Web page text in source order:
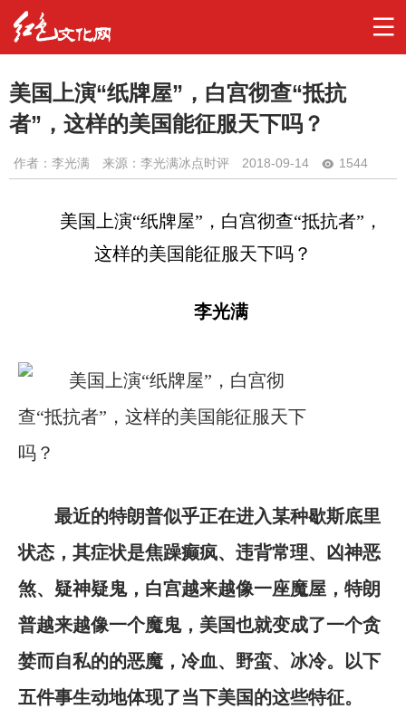
美国上演“纸牌屋”，白宫彻查“抵抗
者”，这样的美国能征服天下吗？
作者： 李光满 来源：李光满冰点时评 2018-09-14 1544
美国上演“纸牌屋” ， 白宫彻查“抵抗者” ，
这样的美国能征服天下吗 ？
李光满
最近的特朗普似乎正在进入某种歇斯底里
状态，其症状是焦躁癫疯、违背常理、凶神恶
煞、疑神疑鬼，白宫越来越像一座魔屋，特朗
普越来越像一个魔鬼，美国也就变成了一个贪
婪而自私的的恶魔，冷血、野蛮、冰冷。以下
五件事生动地体现了当下美国的这些特征。